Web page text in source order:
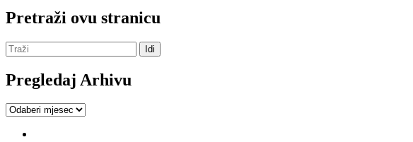
Pretraži ovu stranicu
Pregledaj Arhivu
Pregledaj